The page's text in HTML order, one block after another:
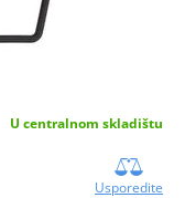
U centralnom skladištu
Usporedite